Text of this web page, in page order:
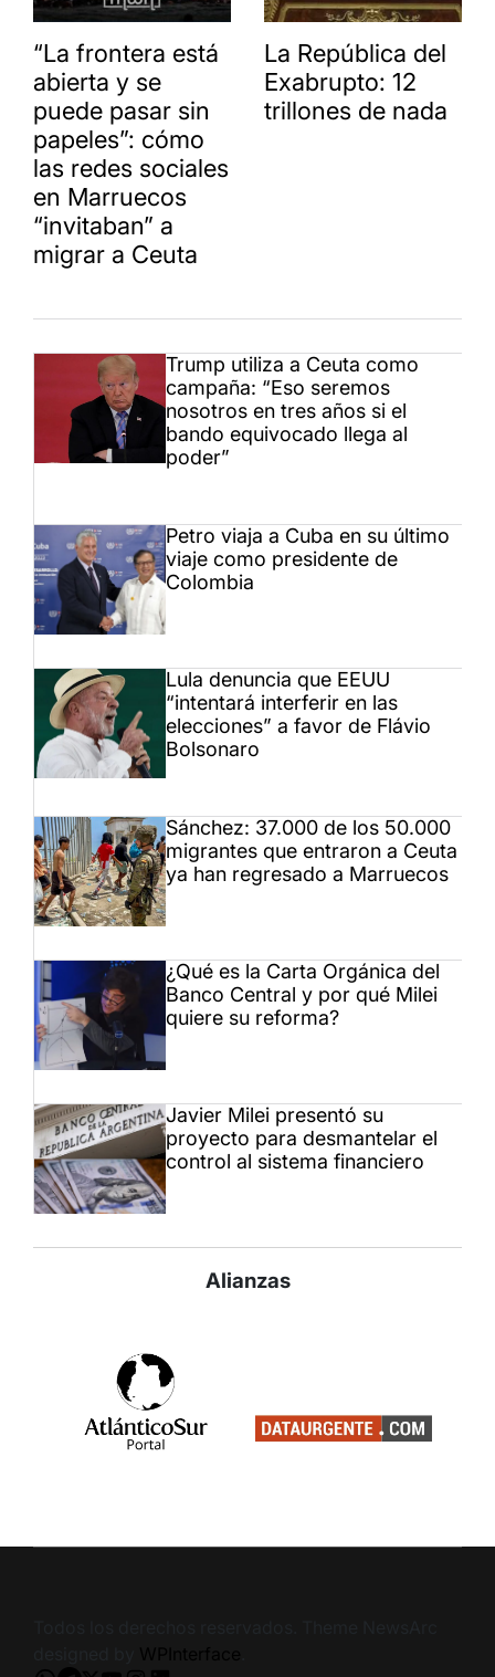
“La frontera está
abierta y se
puede pasar sin
papeles”: cómo
las redes sociales
en Marruecos
“invitaban” a
migrar a Ceuta
La República del
Exabrupto: 12
trillones de nada
Trump utiliza a Ceuta como
campaña: “Eso seremos
nosotros en tres años si el
bando equivocado llega al
poder”
Petro viaja a Cuba en su último
viaje como presidente de
Colombia
Lula denuncia que EEUU
“intentará interferir en las
elecciones” a favor de Flávio
Bolsonaro
Sánchez: 37.000 de los 50.000
migrantes que entraron a Ceuta
ya han regresado a Marruecos
¿Qué es la Carta Orgánica del
Banco Central y por qué Milei
quiere su reforma?
Javier Milei presentó su
proyecto para desmantelar el
control al sistema financiero
Alianzas